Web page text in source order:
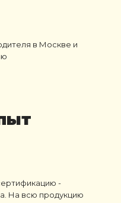
в Москве и
-
На всю продукцию